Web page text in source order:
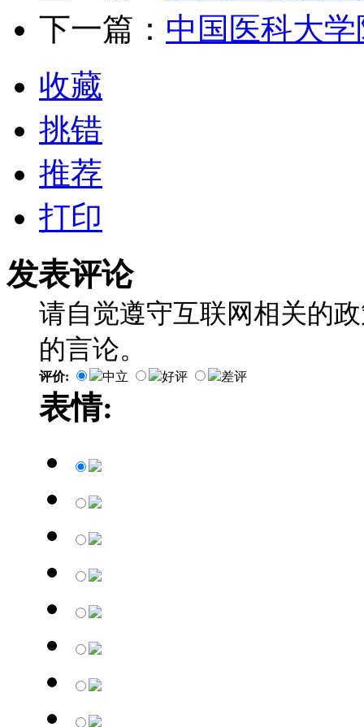
下一篇： 中国医科大
收藏
挑错
推荐
打印
发表评论
请自觉遵守互联网相关的
的言论。
评价: 中立 好评 差评
表情: